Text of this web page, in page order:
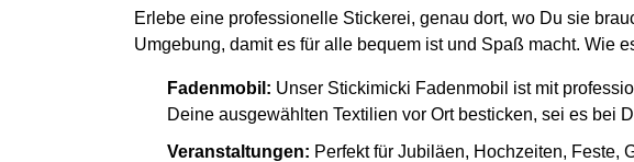
Erlebe eine professionelle Stickerei, genau dort, wo Du sie
Umgebung, damit es für alle bequem ist und Spaß macht. Wie
Fadenmobil: Unser Stickimicki Fadenmobil ist mit
Deine ausgewählten Textilien vor Ort besticken, sei es bei
Veranstaltungen: Perfekt für Jubiläen, Hochzeiten, Feste,